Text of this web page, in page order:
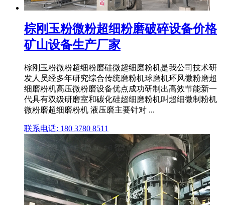
棕刚玉粉微粉超细粉磨破碎设备价格
矿山设备生产厂家
棕刚玉粉微粉超细粉磨硅微超细磨粉机是我公司技术研
发人员经多年研究综合传统磨粉机球磨机环风微粉磨超
细磨粉机高压微粉磨设备优点成功研制出高效节能新一
代具有双级研磨室和碳化硅超细磨粉机叫超细微制粉机
微粉磨超细磨粉机 液压磨主要针对 ...
联系电话: 180 3780 8511